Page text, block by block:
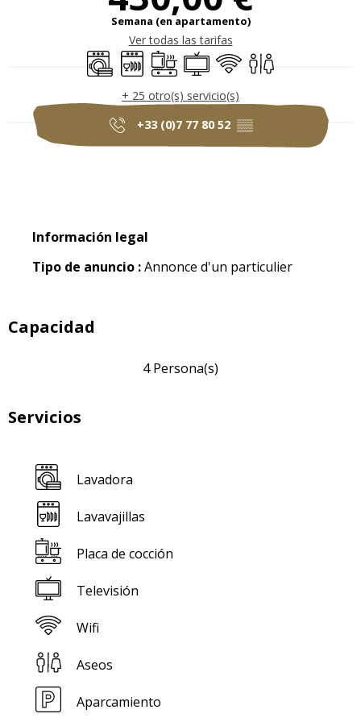
Semana (en apartamento)
Ver todas las tarifas
LavadoraLavavajillasPlaca de cocción
Televisión
Wifi Aseos
+ 25 otro(s) servicio(s)
+33 (0)7 77 80 52 ▒▒
Información legal
Información legal
Tipo de anuncio :Annonce d'un particulier
Capacidad
4 Persona(s)
Servicios
Lavadora
Lavavajillas
Placa de cocción
Televisión
Wifi
Aseos
Aparcamiento